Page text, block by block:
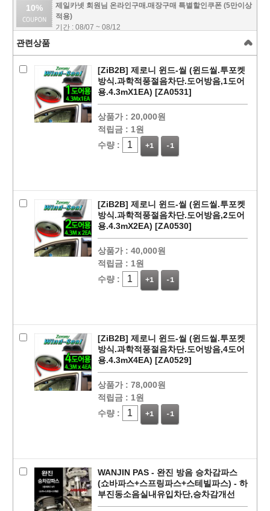
PAYCO 바로
10%
제일카넷 회원님 온라인구매.매장구매 특별할인쿠폰 (5만이상
적용)
기간 : 08/07 ~ 08/12
관련상품
[ZiB2B] 제로니 윈드-씰 (윈드씰.투포켓
방식.과학적풍절음차단.도어방음,1도어
용.4.3mX1EA) [ZA0531]
상품가 : 20,000원
적립금 : 1원
수량 :
+1 -1
[ZiB2B] 제로니 윈드-씰 (윈드씰.투포켓
방식.과학적풍절음차단.도어방음,2도어
용.4.3mX2EA) [ZA0530]
상품가 : 40,000원
적립금 : 1원
수량 :
+1 -1
[ZiB2B] 제로니 윈드-씰 (윈드씰.투포켓
방식.과학적풍절음차단.도어방음,4도어
용.4.3mX4EA) [ZA0529]
상품가 : 78,000원
적립금 : 1원
수량 :
+1 -1
WANJIN PAS - 완진 방음 승차감파스
(쇼바파스+스프링파스+스테빌파스) - 하
부진동소음실내유입차단,승차감개선